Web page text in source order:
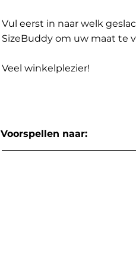
Vul eerst in naar welk
SizeBuddy om uw maat te
Veel winkelplezier!
Voorspellen naar: